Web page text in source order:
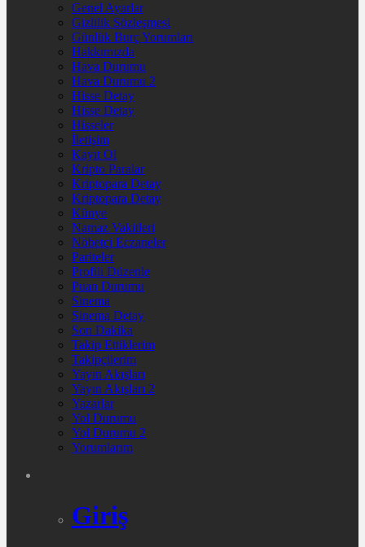
Genel Ayarlar
Gizlilik Sözleşmesi
Günlük Burç Yorumları
Hakkımızda
Hava Durumu
Hava Durumu 2
Hisse Detay
Hisse Detay
Hisseler
İletişim
Kayıt Ol
Kripto Paralar
Kriptopara Detay
Kriptopara Detay
Künye
Namaz Vakitleri
Nöbetçi Eczaneler
Pariteler
Profili Düzenle
Puan Durumu
Sinema
Sinema Detay
Son Dakika
Takip Ettiklerim
Takipçilerim
Yayın Akışları
Yayın Akışları 2
Yazarlar
Yol Durumu
Yol Durumu 2
Yorumlarım
Giriş